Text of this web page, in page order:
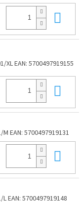
XLEAN: 5700497919155
M EAN: 5700497919131
LEAN: 5700497919148